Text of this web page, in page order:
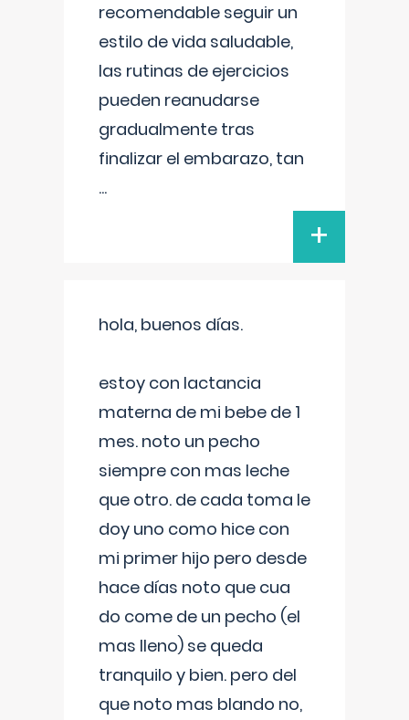
recomendable seguir un
estilo de vida saludable,
las rutinas de ejercicios
pueden reanudarse
gradualmente tras
finalizar el embarazo, tan
...
+
hola, buenos días.
estoy con lactancia
materna de mi bebe de 1
mes. noto un pecho
siempre con mas leche
que otro. de cada toma le
doy uno como hice con
mi primer hijo pero desde
hace días noto que cua
do come de un pecho (el
mas lleno) se queda
tranquilo y bien. pero del
que noto mas blando no,